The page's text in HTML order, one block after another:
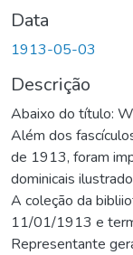
Data
1913-05-03
Descrição
Abaixo do título:
Além dos
de 1913, foram
dominicais
A coleção da
11/01/1913 e
Representante